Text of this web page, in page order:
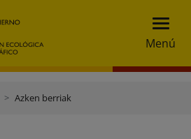
Menú
Azken berriak